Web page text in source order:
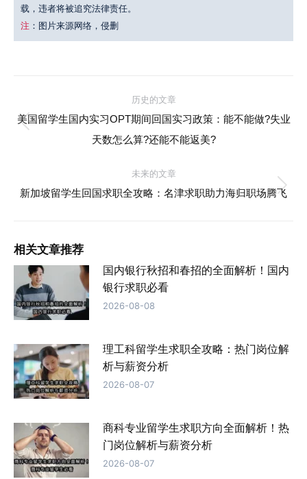
载，违者将被追究法律责任。
注 ：图片来源网络，侵删
章
历史的文章
历
史
文
章：
美国留学生国内实习OPT期间回国实习政策：能不能做?失业
天数怎么算?还能不能返美?
未来的文章
未
新加坡留学生回国求职全攻略：名津求职助力海归职场腾飞
相关文章推荐
国内银行秋招和春招的全面解析！国内
银行求职必看
2026-08-08
理工科留学生求职全攻略：热门岗位解
析与薪资分析
2026-08-07
商科专业留学生求职方向全面解析！热
门岗位解析与薪资分析
2026-08-07